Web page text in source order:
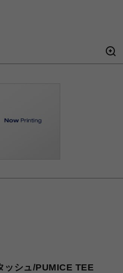
ッシュ/PUMICE TEE